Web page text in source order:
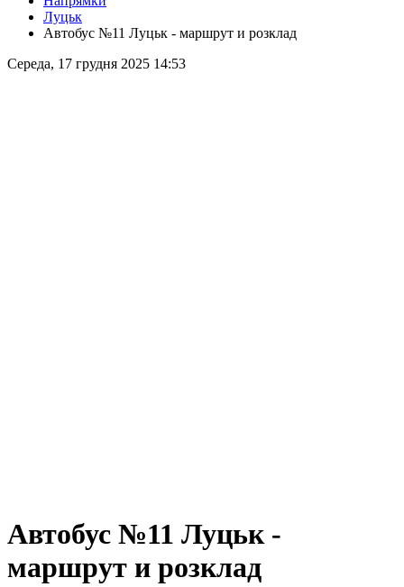
Луцьк
Автобус №11 Луцьк - маршрут и розклад
Середа, 17 грудня 2025 14:53
Автобус №11 Луцьк -
маршрут и розклад